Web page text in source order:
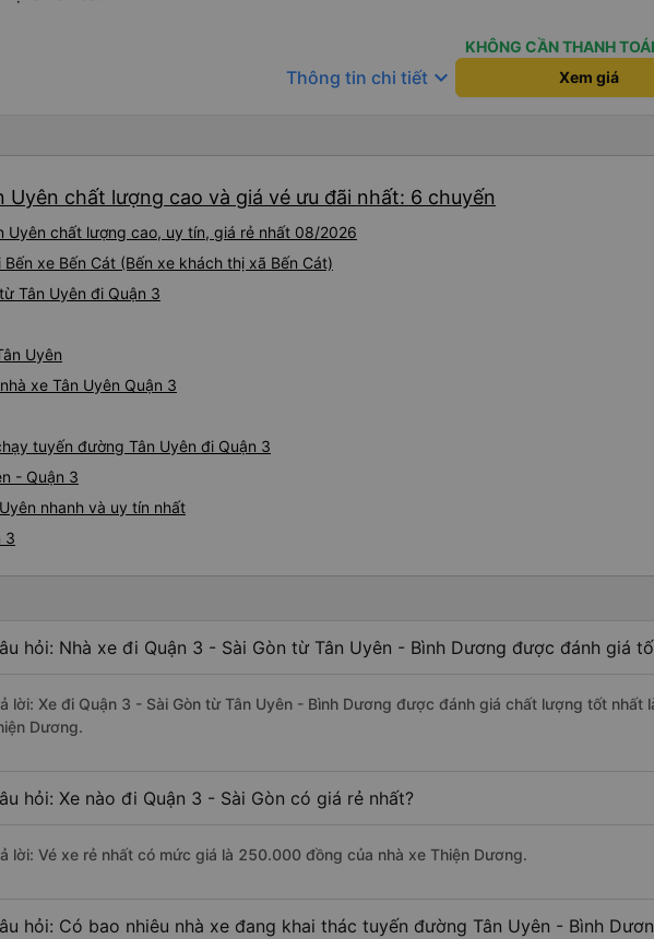
KHÔNG CẦN THANH
Thông tin chi tiết keyboard_arrow_down Xem giá
chất lượng cao và giá vé ưu đãi nhất: 6 chuyến
Uyên chất lượng cao, uy tín, giá rẻ nhất 08/2026
xe Bến Cát (Bến xe khách thị xã Bến Cát)
Tân Uyên đi Quận 3
Uyên
xe Tân Uyên Quận 3
tuyến đường Tân Uyên đi Quận 3
- Quận 3
nhanh và uy tín nhất
3
hỏi: Nhà xe đi Quận 3 - Sài Gòn từ Tân Uyên - Bình Dương được đánh giá
lời: Xe đi Quận 3 - Sài Gòn từ Tân Uyên - Bình Dương được đánh giá chất lượng tốt nhất
Dương.
hỏi: Xe nào đi Quận 3 - Sài Gòn có giá rẻ nhất?
lời: Vé xe rẻ nhất có mức giá là 250.000 đồng của nhà xe Thiện Dương.
hỏi: Có bao nhiêu nhà xe đang khai thác tuyến đường Tân Uyên - Bình